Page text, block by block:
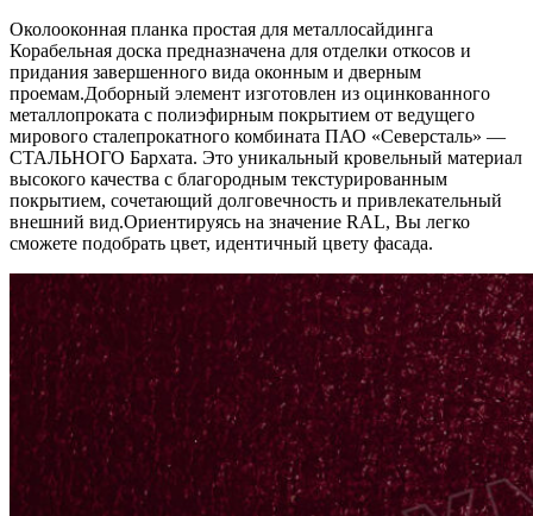
Околооконная планка простая для металлосайдинга
Корабельная доска предназначена для отделки откосов и
придания завершенного вида оконным и дверным
проемам.Доборный элемент изготовлен из оцинкованного
металлопроката с полиэфирным покрытием от ведущего
мирового сталепрокатного комбината ПАО «Северсталь» —
СТАЛЬНОГО Бархата. Это уникальный кровельный материал
высокого качества с благородным текстурированным
покрытием, сочетающий долговечность и привлекательный
внешний вид.Ориентируясь на значение RAL, Вы легко
cможете подобрать цвет, идентичный цвету фасада.